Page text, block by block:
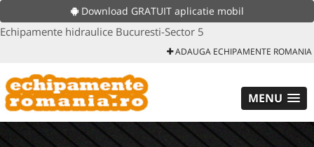
Download GRATUIT aplicatie mobil
Echipamente hidraulice Bucuresti-Sector 5
ADAUGA ECHIPAMENTE ROMANIA
MENU